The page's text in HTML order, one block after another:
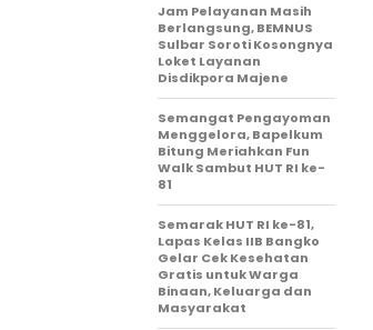
Jam Pelayanan Masih
Berlangsung, BEMNUS
Sulbar Soroti Kosongnya
Loket Layanan
Disdikpora Majene
Semangat Pengayoman
Menggelora, Bapelkum
Bitung Meriahkan Fun
Walk Sambut HUT RI ke-
81
Semarak HUT RI ke-81,
Lapas Kelas IIB Bangko
Gelar Cek Kesehatan
Gratis untuk Warga
Binaan, Keluarga dan
Masyarakat